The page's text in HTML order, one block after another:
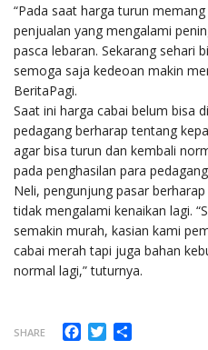
“Pada saat harga turun
penjualan yang mengalami
pasca lebaran. Sekarang sehari
semoga saja kedeoan makin
BeritaPagi.
Saat ini harga cabai belum bisa
pedagang berharap tentang
agar bisa turun dan kembali
pada penghasilan para
Neli, pengunjung pasar
tidak mengalami kenaikan lagi.
semakin murah, kasian kami
cabai merah tapi juga bahan
normal lagi,” tuturnya.
SHARE Facebook
Twitter